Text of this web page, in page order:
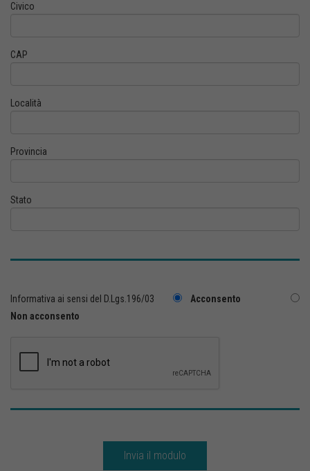
Civico
CAP
Località
Provincia
Stato
Informativa ai sensi del D.Lgs.196/03
Acconsento
Non acconsento
Invia il modulo